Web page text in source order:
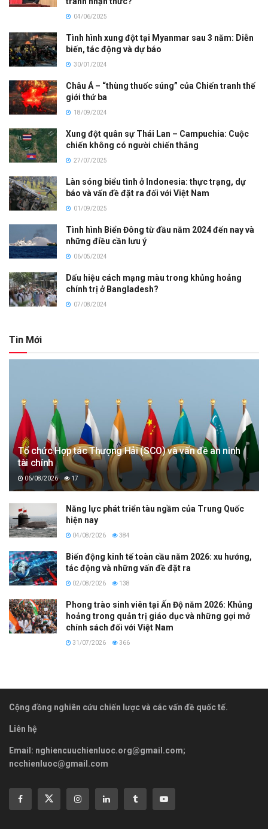
04/06/2025
Tình hình xung đột tại Myanmar sau 3 năm: Diễn
biến, tác động và dự báo
30/01/2024
Châu Á – “thùng thuốc súng” của Chiến tranh thế
giới thứ ba
18/09/2024
Xung đột quân sự Thái Lan – Campuchia: Cuộc
chiến không có người chiến thắng
27/07/2025
Làn sóng biểu tình ở Indonesia: thực trạng, dự
báo và vấn đề đặt ra đối với Việt Nam
01/09/2025
Tình hình Biển Đông từ đầu năm 2024 đến nay và
những điều cần lưu ý
06/05/2024
Dấu hiệu cách mạng màu trong khủng hoảng
chính trị ở Bangladesh?
07/08/2024
Tin Mới
Tổ chức Hợp tác Thượng Hải (SCO) và vấn đề an ninh
tài chính
06/08/2026 17
Năng lực phát triển tàu ngầm của Trung Quốc
hiện nay
04/08/2026 384
Biến động kinh tế toàn cầu năm 2026: xu hướng,
tác động và những vấn đề đặt ra
02/08/2026 138
Phong trào sinh viên tại Ấn Độ năm 2026: Khủng
hoảng trong quản trị giáo dục và những gợi mở
chính sách đối với Việt Nam
31/07/2026 366
Cộng đồng nghiên cứu chiến lược và các vấn đề quốc tế.
Liên hệ
Email: nghiencuuchienluoc.org@gmail.com;
ncchienluoc@gmail.com